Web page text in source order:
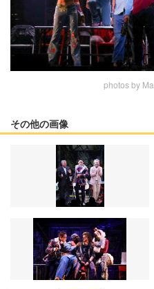
photos by
その他の画像